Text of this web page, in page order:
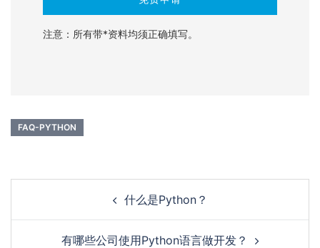
注意：所有带*资料均须正确填写。
FAQ-PYTHON
什么是Python？
有哪些公司使用Python语言做开发？